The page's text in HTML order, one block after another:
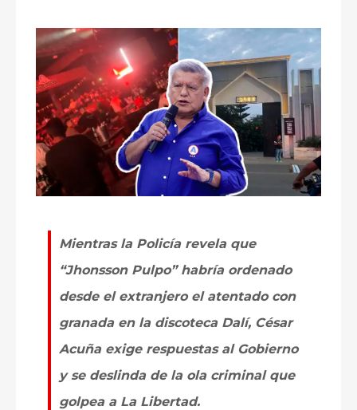
Mientras la Policía revela que
“Jhonsson Pulpo” habría ordenado
desde el extranjero el atentado con
granada en la discoteca Dalí, César
Acuña exige respuestas al Gobierno
y se deslinda de la ola criminal que
golpea a La Libertad.